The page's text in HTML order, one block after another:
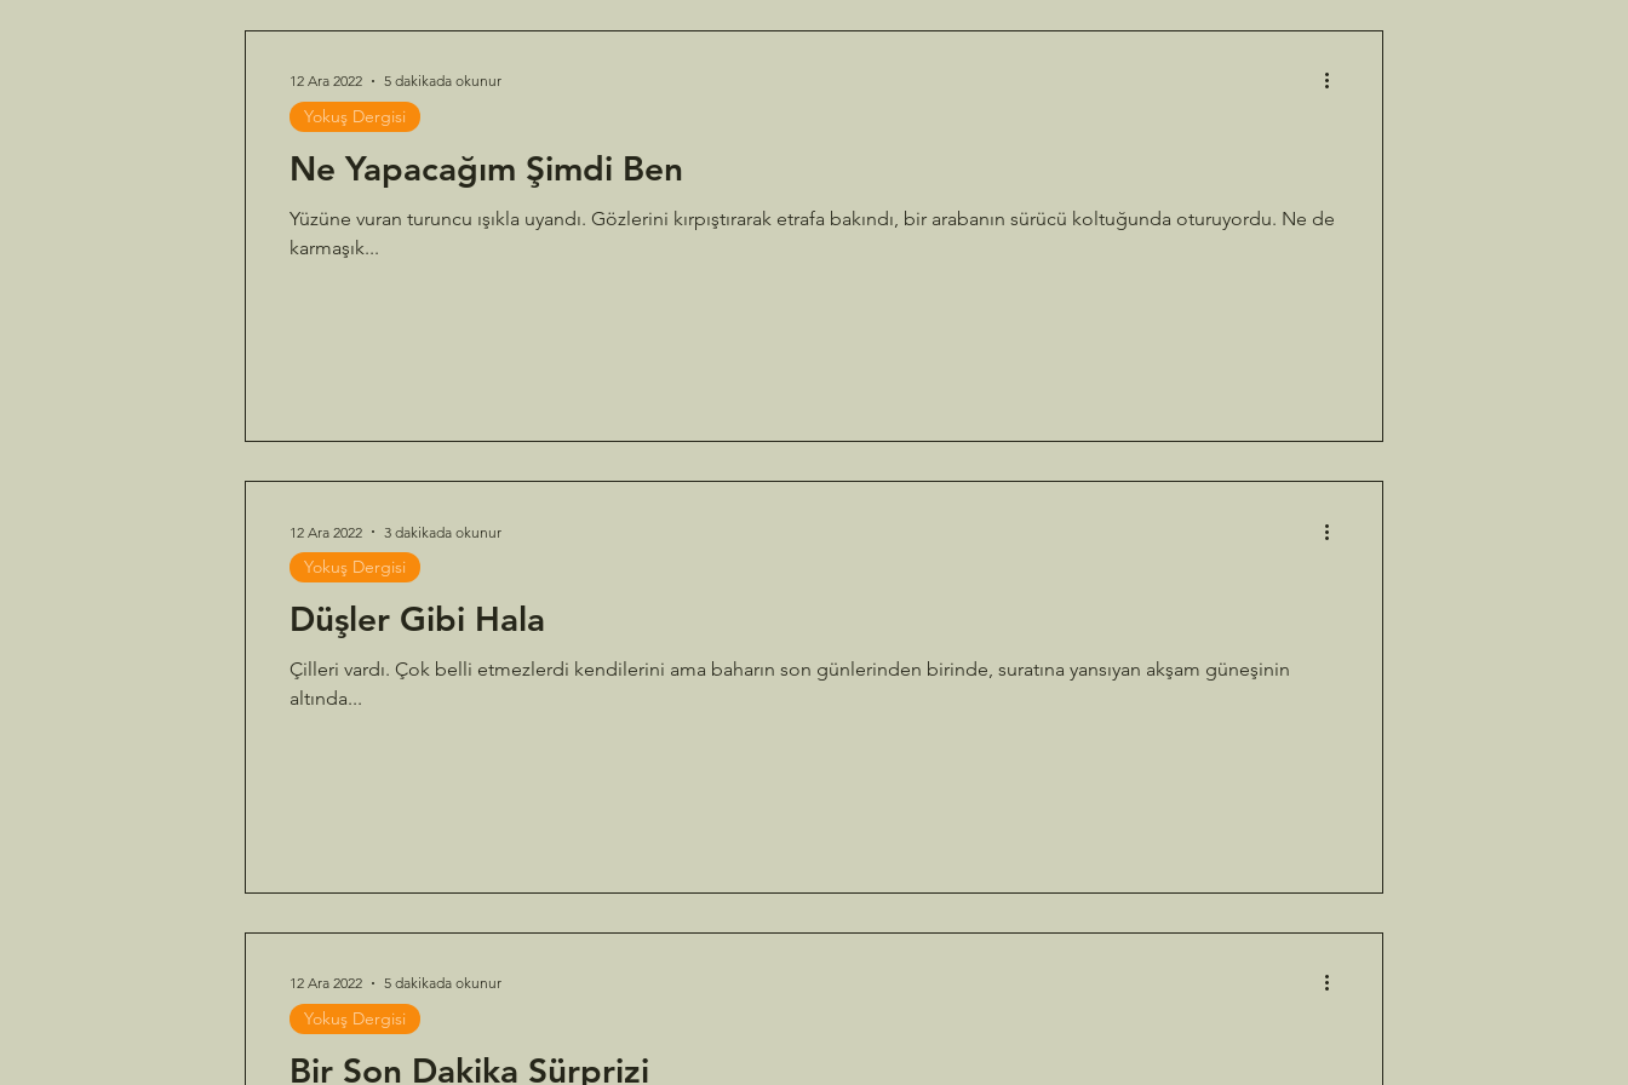
Ne Yapacağım Şimdi Ben
Yüzüne vuran turuncu ışıkla uyandı. Gözlerini kırpıştırarak etrafa bakındı, bir arabanın sürücü koltuğunda oturuyordu. Ne de
karmaşık...
Yokuş Dergisi
12 Ara 2022 5 dakikada okunur
Düşler Gibi Hala
Çilleri vardı. Çok belli etmezlerdi kendilerini ama baharın son günlerinden birinde, suratına yansıyan akşam güneşinin
altında...
Yokuş Dergisi
12 Ara 2022 3 dakikada okunur
Bir Son Dakika Sürprizi
Yokuş Dergisi
12 Ara 2022 5 dakikada okunur